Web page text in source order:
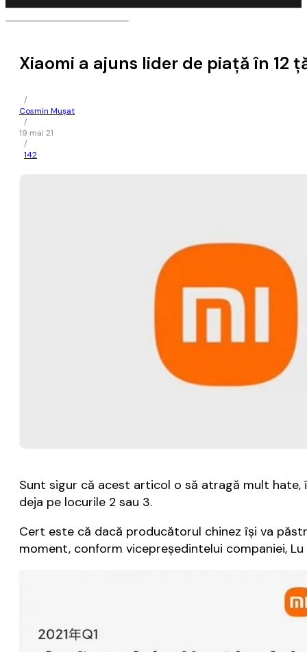
Xiaomi a ajuns lider de piaţă în 12
/
Cosmin Mușat
/
19 mai 21
/
142
Sunt sigur că acest articol o să atragă mult hate,
deja pe locurile 2 sau 3.
Cert este că dacă producătorul chinez îşi va
moment, conform vicepreşedintelui companiei,